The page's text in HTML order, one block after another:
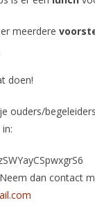
meerdere
doen!
ouders/begeleiders
dan contact